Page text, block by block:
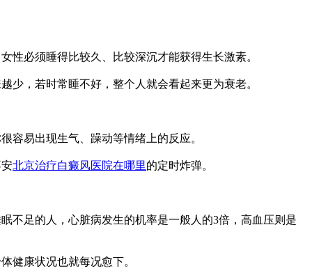
性必须睡得比较久、比较深沉才能获得生长激素。
少，若时常睡不好，整个人就会看起来更为衰老。
容易出现生气、躁动等情绪上的反应。
北京治疗白癜风医院在哪里的定时炸弹。
不足的人，心脏病发生的机率是一般人的3倍，高血压则是
健康状况也就每况愈下。